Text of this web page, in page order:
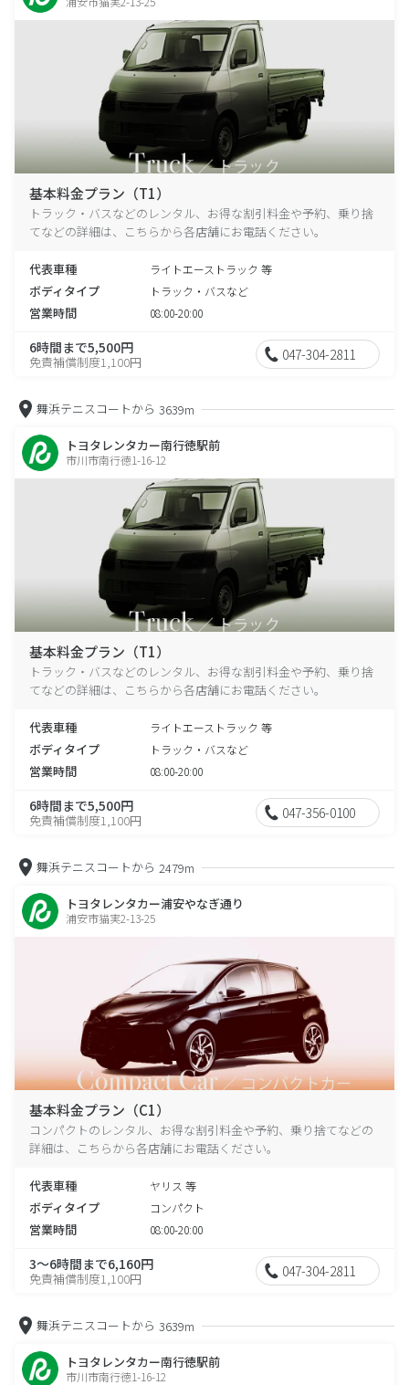
基本料金プラン（T1）
トラック・バスなどのレンタル、お得な割引料金や予約、乗り捨
てなどの詳細は、こちらから各店舗にお電話ください。
代表車種 ライトエーストラック 等
ボディタイプ トラック・バスなど
営業時間 08:00-20:00
6時間まで5,500円
免責補償制度1,100円 047-304-2811
舞浜テニスコートから 3639m
トヨタレンタカー南行徳駅前
市川市南行徳1-16-12
基本料金プラン（T1）
トラック・バスなどのレンタル、お得な割引料金や予約、乗り捨
てなどの詳細は、こちらから各店舗にお電話ください。
代表車種 ライトエーストラック 等
ボディタイプ トラック・バスなど
営業時間 08:00-20:00
6時間まで5,500円
免責補償制度1,100円 047-356-0100
舞浜テニスコートから 2479m
トヨタレンタカー浦安やなぎ通り
浦安市猫実2-13-25
基本料金プラン（C1）
コンパクトのレンタル、お得な割引料金や予約、乗り捨てなどの
詳細は、こちらから各店舗にお電話ください。
代表車種 ヤリス 等
ボディタイプ コンパクト
営業時間 08:00-20:00
3～6時間まで6,160円
免責補償制度1,100円 047-304-2811
舞浜テニスコートから 3639m
トヨタレンタカー南行徳駅前
市川市南行徳1-16-12